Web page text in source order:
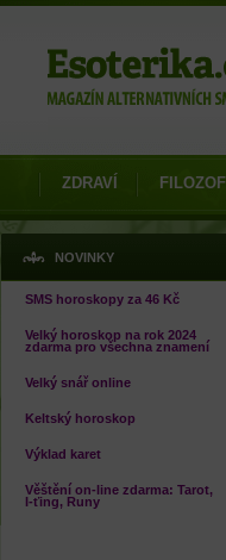
ZDRAVÍ
NOVINKY
SMS horoskopy za 46 Kč
Velký horoskop na rok 2024
zdarma pro všechna znamení
Velký snář online
Keltský horoskop
Výklad karet
Věštění on-line zdarma: Tarot,
I-ťing, Runy